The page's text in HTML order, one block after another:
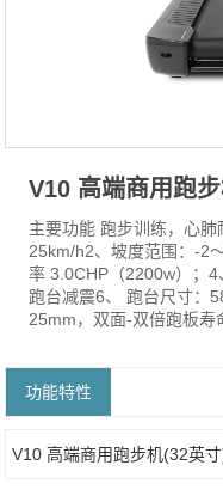
V10 高端商用跑
主要功能 跑步训练，心
25km/h2、坡度范围：-2
率 3.0CHP（2200w）；
跑台减震6、 跑台尺寸：
25mm，双面-双倍跑板寿
功能特性
V10 高端商用跑步机(32英